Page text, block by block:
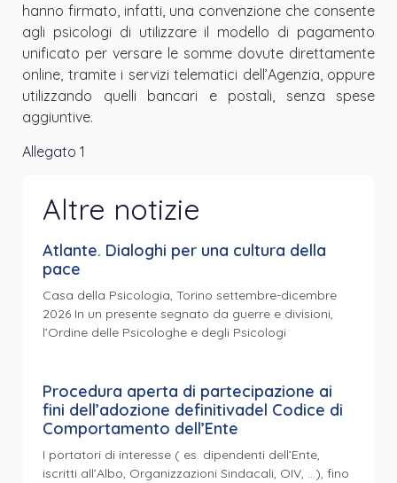
hanno firmato, infatti, una convenzione che consente
agli psicologi di utilizzare il modello di pagamento
unificato per versare le somme dovute direttamente
online, tramite i servizi telematici dell’Agenzia, oppure
utilizzando quelli bancari e postali, senza spese
aggiuntive.
Allegato 1
Altre notizie
Atlante. Dialoghi per una cultura della
pace
Casa della Psicologia, Torino settembre-dicembre
2026 In un presente segnato da guerre e divisioni,
l’Ordine delle Psicologhe e degli Psicologi
Procedura aperta di partecipazione ai
fini dell’adozione definitivadel Codice di
Comportamento dell’Ente
I portatori di interesse ( es. dipendenti dell’Ente,
iscritti all’Albo, Organizzazioni Sindacali, OIV, …), fino